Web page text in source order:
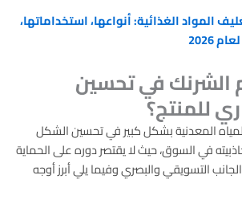
المواد الغذائية: أنواعها، استخداماتها،
2026
في تحسين
للمنتج؟
المعدنية بشكل كبير في تحسين الشكل
في السوق، حيث لا يقتصر دوره على الحماية
التسويقي والبصري وفيما يلي أبرز أوجه